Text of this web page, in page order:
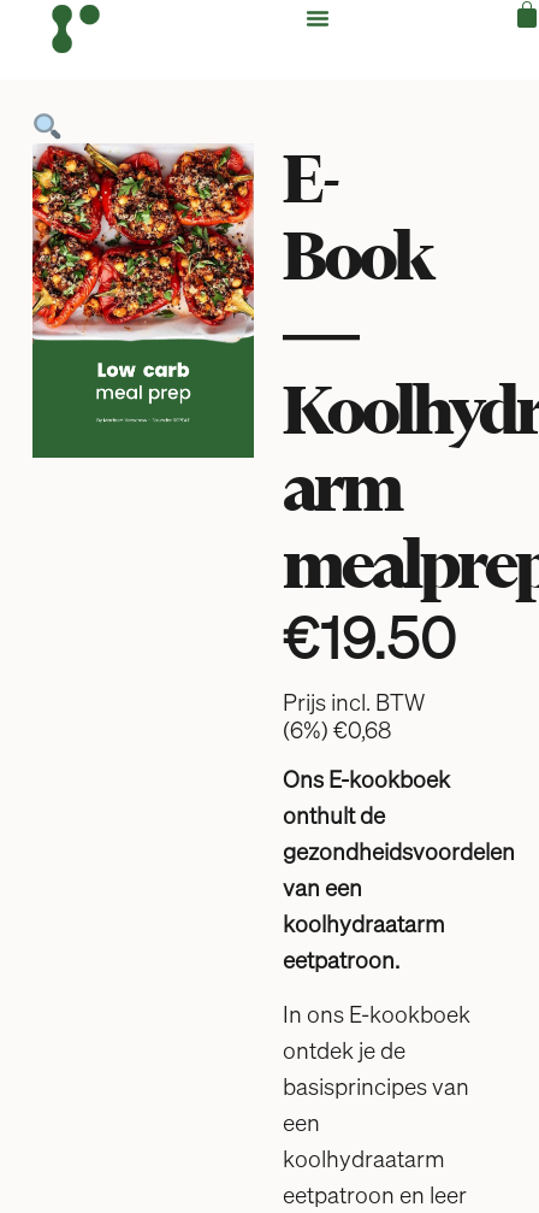
E-
Book
―
arm
€19.50
Prijs incl. BTW
(6%)€0,68
Ons E-kookboek
onthult de
gezondheidsvoordelen
van een
koolhydraatarm
eetpatroon.
In ons E-kookboek
ontdek je de
basisprincipes van
een
koolhydraatarm
eetpatroon en leer